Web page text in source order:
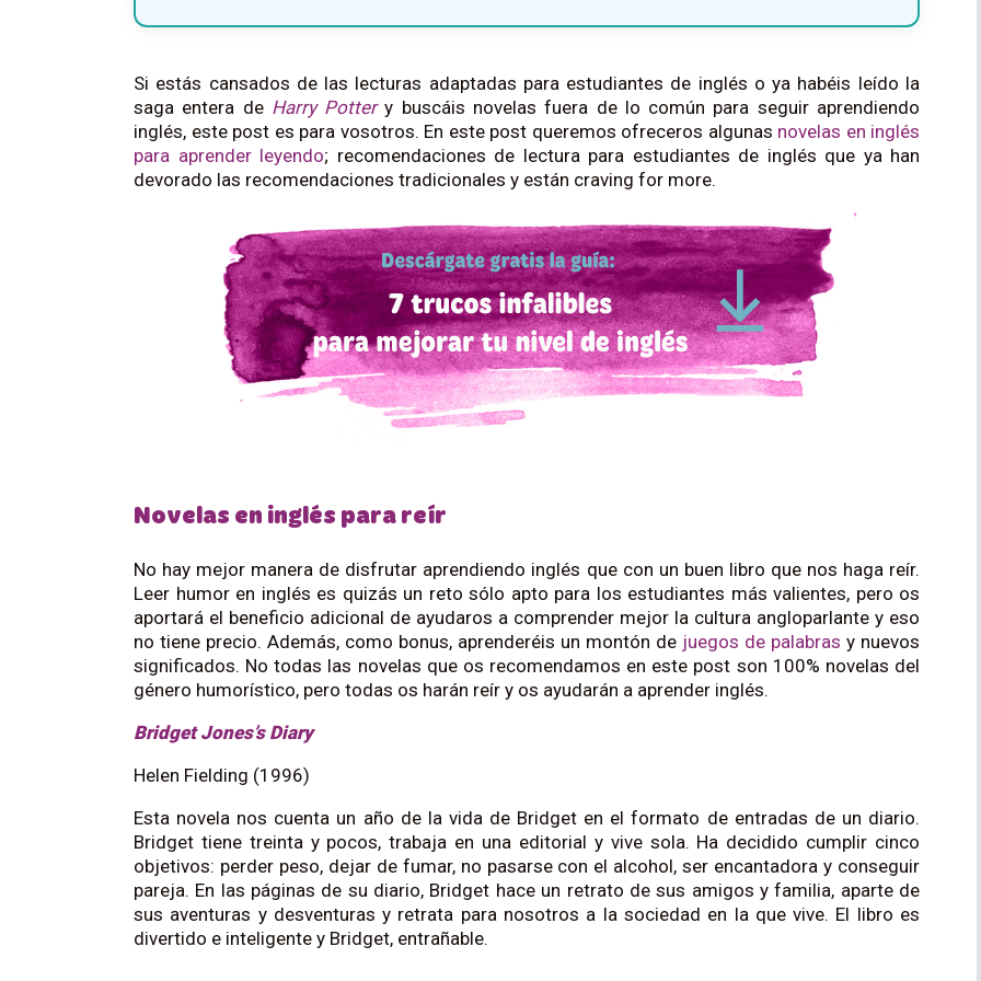
Si estás cansados de las lecturas adaptadas para estudiantes de inglés o ya habéis leído la
saga entera de Harry Pottery buscáis novelas fuera de lo común para seguir aprendiendo
inglés, este post es para vosotros. En este post queremos ofreceros algunas novelas en inglés
para aprender leyendo; recomendaciones de lectura para estudiantes de inglés que ya han
devorado las recomendaciones tradicionales y están craving for more.
Novelas en inglés para reír
No hay mejor manera de disfrutar aprendiendo inglés que con un buen libro que nos haga reír.
Leer humor en inglés es quizás un reto sólo apto para los estudiantes más valientes, pero os
aportará el beneficio adicional de ayudaros a comprender mejor la cultura angloparlante y eso
no tiene precio. Además, como bonus, aprenderéis un montón de juegos de palabras y nuevos
significados. No todas las novelas que os recomendamos en este post son 100% novelas del
género humorístico, pero todas os harán reír y os ayudarán a aprender inglés.
Bridget Jones’s Diary
Helen Fielding (1996)
Esta novela nos cuenta un año de la vida de Bridget en el formato de entradas de un diario.
Bridget tiene treinta y pocos, trabaja en una editorial y vive sola. Ha decidido cumplir cinco
objetivos: perder peso, dejar de fumar, no pasarse con el alcohol, ser encantadora y conseguir
pareja. En las páginas de su diario, Bridget hace un retrato de sus amigos y familia, aparte de
sus aventuras y desventuras y retrata para nosotros a la sociedad en la que vive. El libro es
divertido e inteligente y Bridget, entrañable.